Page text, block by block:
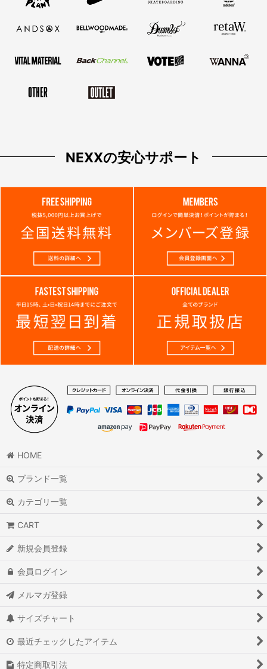
NEXXの安心サポート
HOME
ブランド一覧
カテゴリ一覧
CART
新規会員登録
会員ログイン
メルマガ登録
サイズチャート
最近チェックしたアイテム
特定商取引法